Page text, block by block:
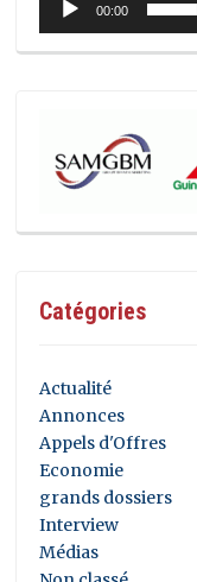
00:00
Catégories
Actualité
Annonces
Appels d'Offres
Economie
grands dossiers
Interview
Médias